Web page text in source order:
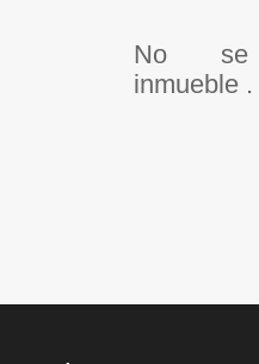
No se
inmueble .